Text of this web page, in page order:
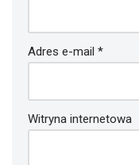
Adres e-mail *
Witryna internetowa